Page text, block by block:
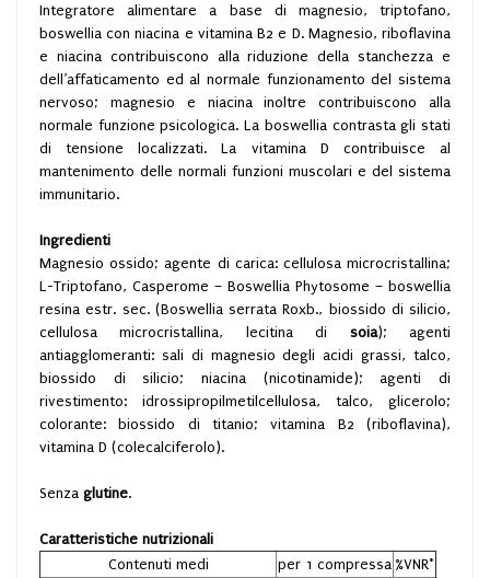
Integratore alimentare a base di magnesio, triptofano,
boswellia con niacina e vitamina B2 e D. Magnesio, riboflavina
e niacina contribuiscono alla riduzione della stanchezza e
dell’affaticamento ed al normale funzionamento del sistema
nervoso; magnesio e niacina inoltre contribuiscono alla
normale funzione psicologica. La boswellia contrasta gli stati
di tensione localizzati. La vitamina D contribuisce al
mantenimento delle normali funzioni muscolari e del sistema
immunitario.
Ingredienti
Magnesio ossido; agente di carica: cellulosa microcristallina;
L-Triptofano, Casperome – Boswellia Phytosome – boswellia
resina estr. sec. (Boswellia serrata Roxb., biossido di silicio,
cellulosa microcristallina, lecitina di soia); agenti
antiagglomeranti: sali di magnesio degli acidi grassi, talco,
biossido di silicio; niacina (nicotinamide); agenti di
rivestimento: idrossipropilmetilcellulosa, talco, glicerolo;
colorante: biossido di titanio; vitamina B2 (riboflavina),
vitamina D (colecalciferolo).
Senza glutine.
Caratteristiche nutrizionali
Contenuti medi
per 1 compressa %VNR*